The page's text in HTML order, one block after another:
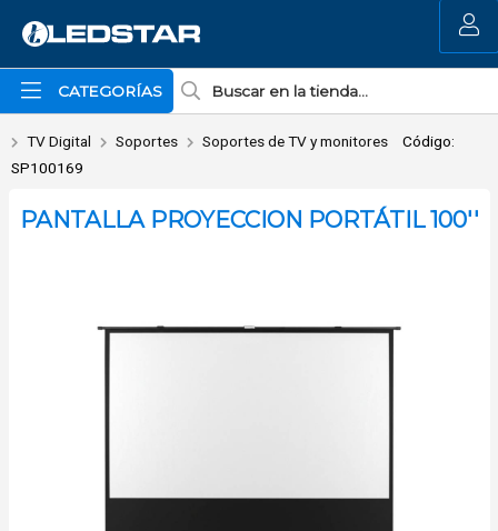
Enviar a email
CATEGORÍAS
MI COMPRA
TV Digital Soportes Soportes de TV y monitores
Código:
SP100169
PANTALLA PROYECCION PORTÁTIL 100''